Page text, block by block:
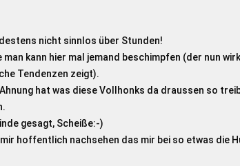
nicht sinnlos über Stunden!
kann hier mal jemand beschimpfen (der nun
Tendenzen zeigt).
hat was diese Vollhonks da draussen so
gesagt, Scheiße:-)
mir hoffentlich nachsehen das mir bei so etwas die